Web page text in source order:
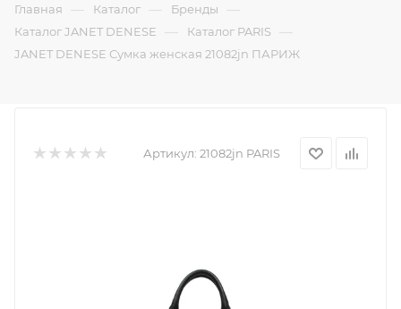
Главная — Каталог — Бренды —
Каталог JANET DENESE — Каталог PARIS —
JANET DENESE Сумка женская 21082jn ПАРИЖ
Артикул: 21082jn PARIS